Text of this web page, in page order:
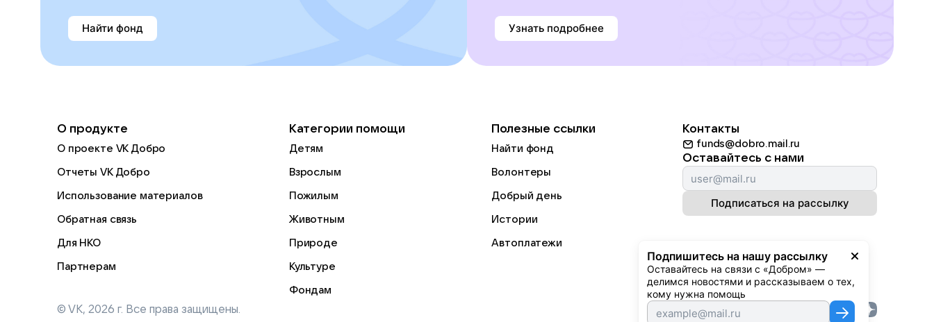
Найти фонд Узнать подробнее
Подпишитесь на нашу рассылку
Оставайтесь на связи с «Добром» —
делимся новостями и рассказываем о тех,
кому нужна помощь
О продукте
О проекте VK Добро
Отчеты VK Добро
Использование материалов
Обратная связь
Для НКО
Партнерам
Категории помощи
Детям
Взрослым
Пожилым
Животным
Природе
Культуре
Фондам
Полезные ссылки
Найти фонд
Волонтеры
Добрый день
Истории
Автоплатежи
Контакты
funds@dobro.mail.ru
Оставайтесь с нами
Подписаться на рассылку
© VK, 2026 г. Все права защищены.